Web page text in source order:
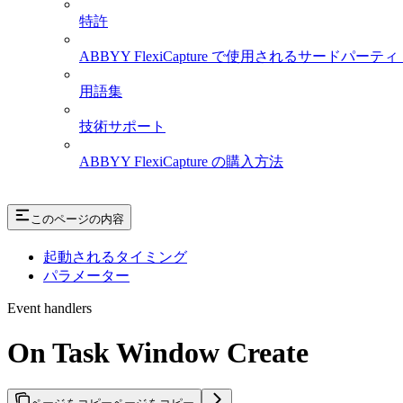
特許
ABBYY FlexiCapture で使用されるサードパーテ
用語集
技術サポート
ABBYY FlexiCapture の購入方法
このページの内容
起動されるタイミング
パラメーター
Event handlers
On Task Window Create